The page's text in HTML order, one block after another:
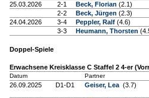
25.03.2026
2-1 Beck, Florian (2.1)
2-2
Beck, Jürgen (2.3)
24.04.2026
3-4 Peppler, Ralf (4.6)
3-3
Heumann, Thorsten
Doppel-Spiele
Erwachsene Kreisklasse C Staffel 2 4-er
Datum Partner
26.09.2025 D1-D1 Geiser, Lea (3.7)